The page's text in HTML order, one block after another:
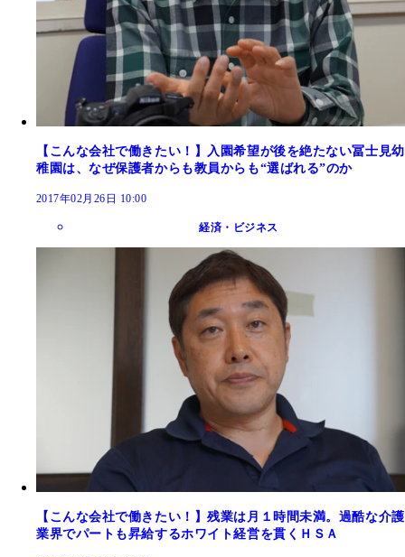
【こんな会社で働きたい！】入園希望が後を絶たない冨士見幼
稚園は、なぜ保護者からも教員からも“選ばれる”のか
2017年02月26日 10:00
経済・ビジネス
【こんな会社で働きたい！】残業は月１時間未満。過酷な介護
業界でパートも昇給するホワイト経営を貫くＨＳＡ